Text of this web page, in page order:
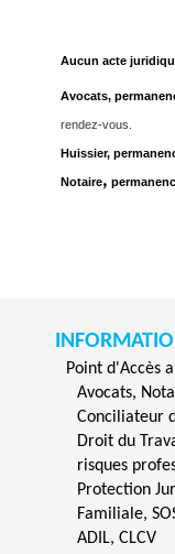
Aucun acte
Avocats,
rendez-vous.
Huissier,
Notaire,
Point d'Accès
Avocats,
Conciliateur
Droit du
risques
Protection
Familiale,
ADIL, CLCV